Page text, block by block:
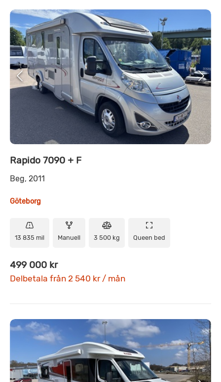
Rapido 7090 + F
Beg, 2011
Göteborg
13 835 mil Manuell 3 500 kg Queen bed
499 000 kr
Delbetala från 2 540 kr / mån